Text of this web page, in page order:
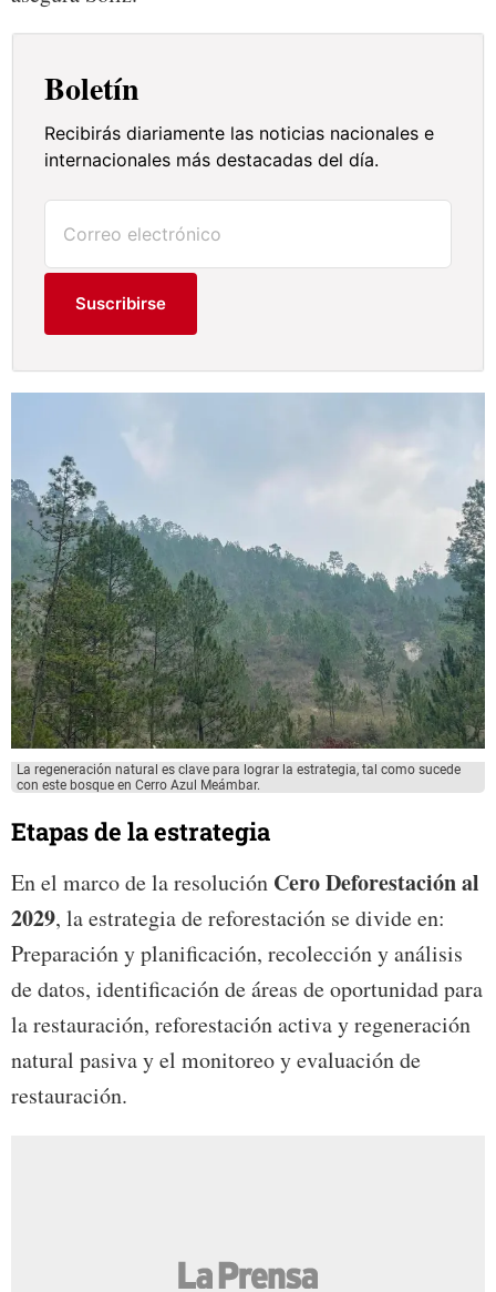
Boletín
Recibirás diariamente las noticias nacionales e
internacionales más destacadas del día.
Suscribirse
La regeneración natural es clave para lograr la estrategia, tal como sucede
con este bosque en Cerro Azul Meámbar.
Etapas de la estrategia
En el marco de la resolución Cero Deforestación al
2029, la estrategia de reforestación se divide en:
Preparación y planificación, recolección y análisis
de datos, identificación de áreas de oportunidad para
la restauración, reforestación activa y regeneración
natural pasiva y el monitoreo y evaluación de
restauración.